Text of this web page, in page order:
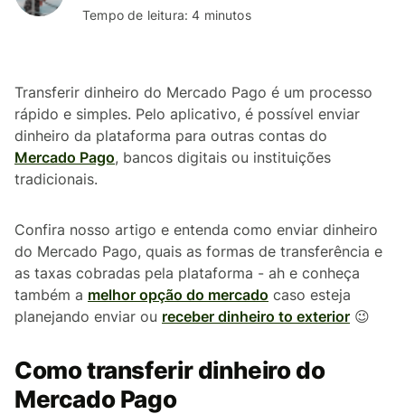
Tempo de leitura: 4 minutos
Transferir dinheiro do Mercado Pago é um processo
rápido e simples. Pelo aplicativo, é possível enviar
dinheiro da plataforma para outras contas do
Mercado Pago, bancos digitais ou instituições
tradicionais.
Confira nosso artigo e entenda como enviar dinheiro
do Mercado Pago, quais as formas de transferência e
as taxas cobradas pela plataforma - ah e conheça
também a melhor opção do mercado caso esteja
planejando enviar ou receber dinheiro to exterior 😉
Como transferir dinheiro do
Mercado Pago